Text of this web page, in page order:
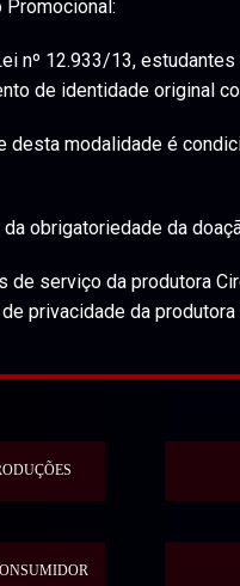
nº 12.933/13,
de identidade original
desta modalidade é
obrigatoriedade da
de serviço da produtora
de privacidade da